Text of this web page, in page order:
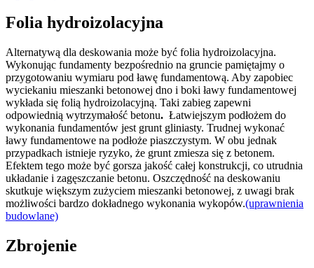
Folia hydroizolacyjna
Alternatywą dla deskowania może być folia hydroizolacyjna.
Wykonując fundamenty bezpośrednio na gruncie pamiętajmy o
przygotowaniu wymiaru pod ławę fundamentową. Aby zapobiec
wyciekaniu mieszanki betonowej dno i boki ławy fundamentowej
wykłada się folią hydroizolacyjną. Taki zabieg zapewni
odpowiednią wytrzymałość betonu. Łatwiejszym podłożem do
wykonania fundamentów jest grunt gliniasty. Trudnej wykonać
ławy fundamentowe na podłoże piaszczystym. W obu jednak
przypadkach istnieje ryzyko, że grunt zmiesza się z betonem.
Efektem tego może być gorsza jakość całej konstrukcji, co utrudnia
układanie i zagęszczanie betonu. Oszczędność na deskowaniu
skutkuje większym zużyciem mieszanki betonowej, z uwagi brak
możliwości bardzo dokładnego wykonania wykopów.(uprawnienia
budowlane)
Zbrojenie